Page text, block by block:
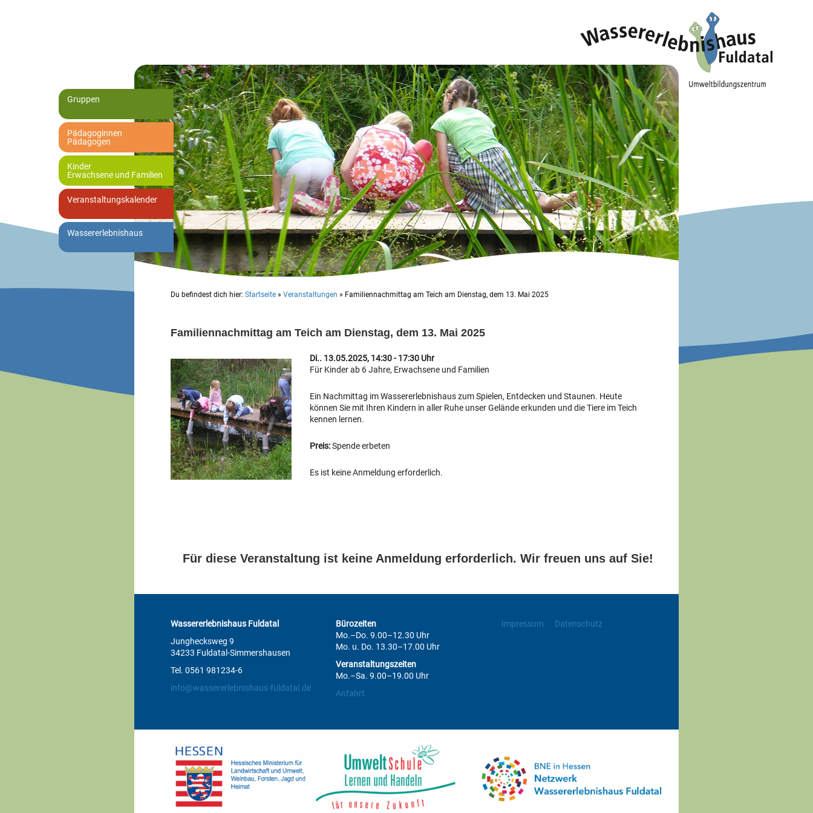
Gruppen
Pädagoginnen
Pädagogen
Kinder
Erwachsene und Familien
Veranstaltungskalender
Wassererlebnishaus
Du befindest dich hier: Startseite » Veranstaltungen » Familiennachmittag am Teich am Dienstag, dem 13. Mai 2025
Familiennachmittag am Teich am Dienstag, dem 13. Mai 2025
Di.. 13.05.2025, 14:30 - 17:30 Uhr
Für Kinder ab 6 Jahre, Erwachsene und Familien
Ein Nachmittag im Wassererlebnishaus zum Spielen, Entdecken und Staunen. Heute
können Sie mit Ihren Kindern in aller Ruhe unser Gelände erkunden und die Tiere im Teich
kennen lernen.
Preis:Spende erbeten
Es ist keine Anmeldung erforderlich.
Für diese Veranstaltung ist keine Anmeldung erforderlich. Wir freuen uns auf Sie!
Wassererlebnishaus Fuldatal
Junghecksweg 9
34233 Fuldatal-Simmershausen
Tel. 0561 981234-6
info@wassererlebnishaus-fuldatal.de
Bürozeiten
Mo.–Do. 9.00–12.30 Uhr
Mo. u. Do. 13.30–17.00 Uhr
Veranstaltungszeiten
Mo.–Sa. 9.00–19.00 Uhr
Anfahrt
Impressum Datenschutz